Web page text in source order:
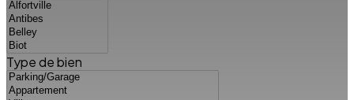
Type de bien